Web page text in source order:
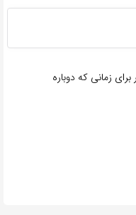
زمانی که دوباره